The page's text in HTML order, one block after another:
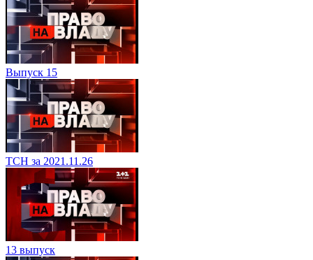
Выпуск 15
ТСН за 2021.11.26
13 выпуск